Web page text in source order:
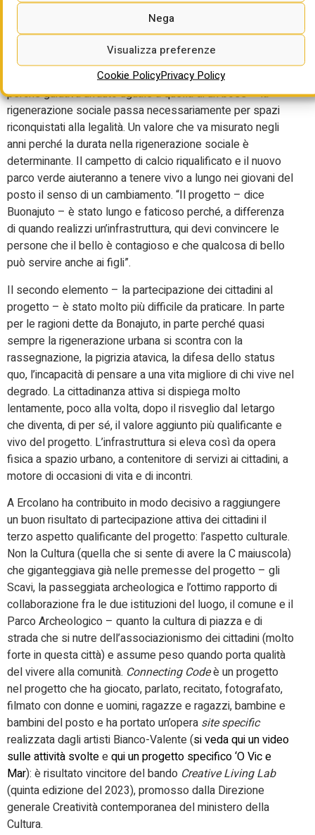
Nega
Visualizza preferenze
Cookie PolicyPrivacy Policy
Il primo elemento di una buona rigenerazione urbana è la
capacità di rigenerare il tessuto sociale su cui il progetto
fisico e urbanistico poggia (e di cui al tempo stesso
diventa strumento). E da queste parti – dove nel 2009 fu
ucciso per sbaglio un ragazzo, Salvatore Barbaro, solo
perché guidava un’auto uguale a quella di un boss – la
rigenerazione sociale passa necessariamente per spazi
riconquistati alla legalità. Un valore che va misurato negli
anni perché la durata nella rigenerazione sociale è
determinante. Il campetto di calcio riqualificato e il nuovo
parco verde aiuteranno a tenere vivo a lungo nei giovani del
posto il senso di un cambiamento. “Il progetto – dice
Buonajuto – è stato lungo e faticoso perché, a differenza
di quando realizzi un’infrastruttura, qui devi convincere le
persone che il bello è contagioso e che qualcosa di bello
può servire anche ai figli”.
Il secondo elemento – la partecipazione dei cittadini al
progetto – è stato molto più difficile da praticare. In parte
per le ragioni dette da Bonajuto, in parte perché quasi
sempre la rigenerazione urbana si scontra con la
rassegnazione, la pigrizia atavica, la difesa dello status
quo, l’incapacità di pensare a una vita migliore di chi vive nel
degrado. La cittadinanza attiva si dispiega molto
lentamente, poco alla volta, dopo il risveglio dal letargo
che diventa, di per sé, il valore aggiunto più qualificante e
vivo del progetto. L’infrastruttura si eleva così da opera
fisica a spazio urbano, a contenitore di servizi ai cittadini, a
motore di occasioni di vita e di incontri.
A Ercolano ha contribuito in modo decisivo a raggiungere
un buon risultato di partecipazione attiva dei cittadini il
terzo aspetto qualificante del progetto: l’aspetto culturale.
Non la Cultura (quella che si sente di avere la C maiuscola)
che giganteggiava già nelle premesse del progetto – gli
Scavi, la passeggiata archeologica e l’ottimo rapporto di
collaborazione fra le due istituzioni del luogo, il comune e il
Parco Archeologico – quanto la cultura di piazza e di
strada che si nutre dell’associazionismo dei cittadini (molto
forte in questa città) e assume peso quando porta qualità
del vivere alla comunità. Connecting Codeè un progetto
nel progetto che ha giocato, parlato, recitato, fotografato,
filmato con donne e uomini, ragazze e ragazzi, bambine e
bambini del posto e ha portato un’opera site specific
realizzata dagli artisti Bianco-Valente (si veda qui un video
sulle attività svolteequi un progetto specifico ‘O Vic e
Mar): è risultato vincitore del bando Creative Living Lab
(quinta edizione del 2023), promosso dalla Direzione
generale Creatività contemporanea del ministero della
Cultura.